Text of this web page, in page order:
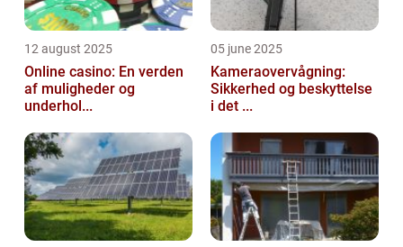
12 august 2025
Online casino: En verden
af muligheder og
underhol...
05 june 2025
Kameraovervågning:
Sikkerhed og beskyttelse
i det ...